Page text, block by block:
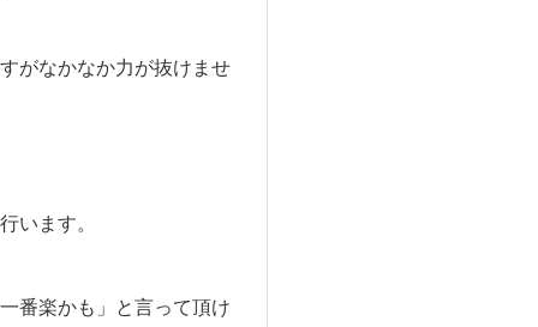
がなかなか力が抜けませ
います。
番楽かも」と言って頂け